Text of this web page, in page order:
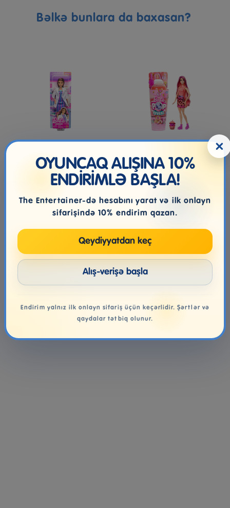
Bəlkə bunlara da baxasan?
Barbie “Karyera” —
Həkim Kuklası
Kukla Mattel Barbie Pop
Reveal Mango Mochi
HTJ22, ...
×
OYUNCAQ ALIŞINA 10%
ENDİRİMLƏ BAŞLA!
The Entertainer-də hesabını yarat və ilk onlayn
sifarişində 10% endirim qazan.
Qeydiyyatdan keç
Alış-verişə başla
Endirim yalnız ilk onlayn sifariş üçün keçərlidir. Şərtlər və
qaydalar tətbiq olunur.